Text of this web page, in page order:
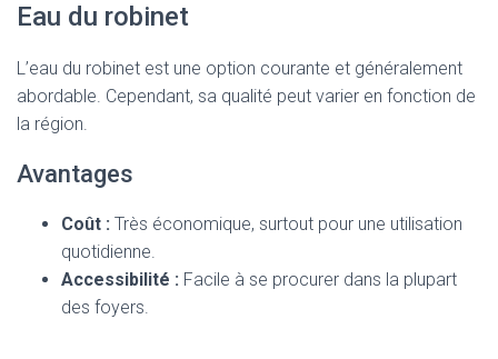
Eau du robinet
L’eau du robinet est une option courante et généralement
abordable. Cependant, sa qualité peut varier en fonction de
la région.
Avantages
Coût : Très économique, surtout pour une utilisation
quotidienne.
Accessibilité : Facile à se procurer dans la plupart
des foyers.